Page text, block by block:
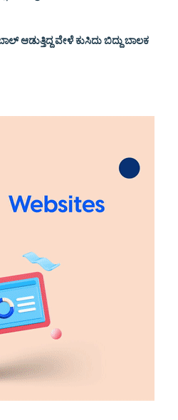
ಆಡುತ್ತಿದ್ದ ವೇಳೆ ಕುಸಿದು ಬಿದ್ದು ಬಾಲಕ